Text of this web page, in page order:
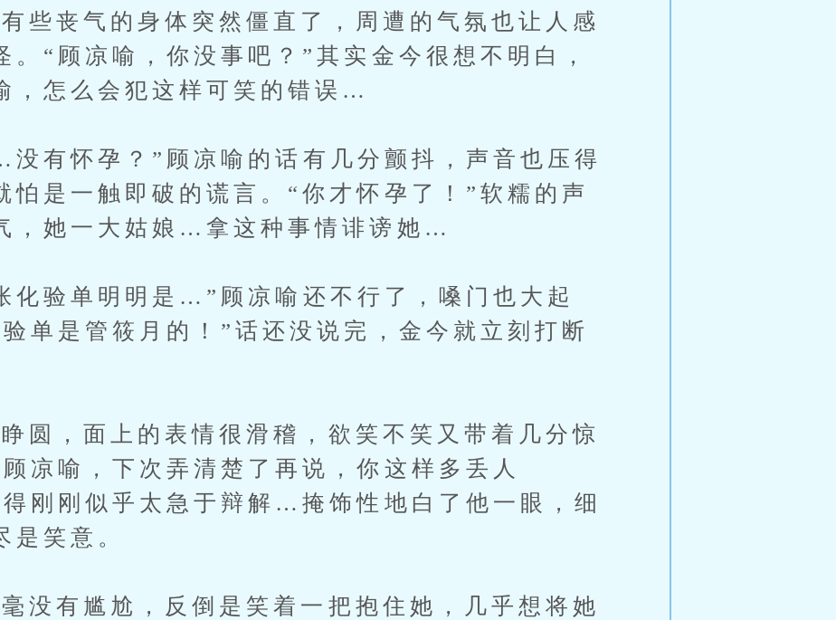
丧气的身体突然僵直了，周遭的气氛也让人感
“顾凉喻，你没事吧？”其实金今很想不明白，
，怎么会犯这样可笑的错误…
有怀孕？”顾凉喻的话有几分颤抖，声音也压得
怕是一触即破的谎言。“你才怀孕了！”软糯的声
，她一大姑娘…拿这种事情诽谤她…
验单明明是…”顾凉喻还不行了，嗓门也大起
单是管筱月的！”话还没说完，金今就立刻打断
，面上的表情很滑稽，欲笑不笑又带着几分惊
凉喻，下次弄清楚了再说，你这样多丢人
刚刚似乎太急于辩解…掩饰性地白了他一眼，细
是笑意。
有尴尬，反倒是笑着一把抱住她，几乎想将她